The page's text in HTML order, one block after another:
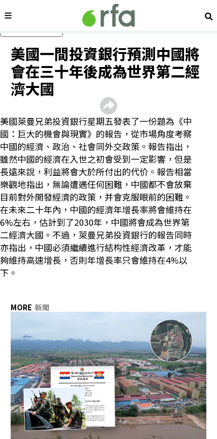
內容分類 搜
美國一間投資銀行預測中國將
會在三十年後成為世界第二經
濟大國
美國萊曼兄弟投資銀行星期五發表了一份題為《中
國：巨大的機會與現實》的報告，從市場角度考察
中國的經濟、政治、社會同外交政策。報告指出，
雖然中國的經濟在入世之初會受到一定影響，但是
長遠來說，利益將會大於所付出的代价。報告相當
樂觀地指出，無論遭遇任何困難，中國都不會放棄
目前對外開發經濟的政策，并會克服眼前的困難。
在未來二十年內，中國的經濟年增長率將會維持在
6%左右，估計到了2030年，中國將會成為世界第
二經濟大國。不過，萊曼兄弟投資銀行的報告同時
亦指出，中國必須繼續進行結构性經濟改革，才能
夠維持高速增長，否則年增長率只會維持在4%以
下。
MORE 新聞